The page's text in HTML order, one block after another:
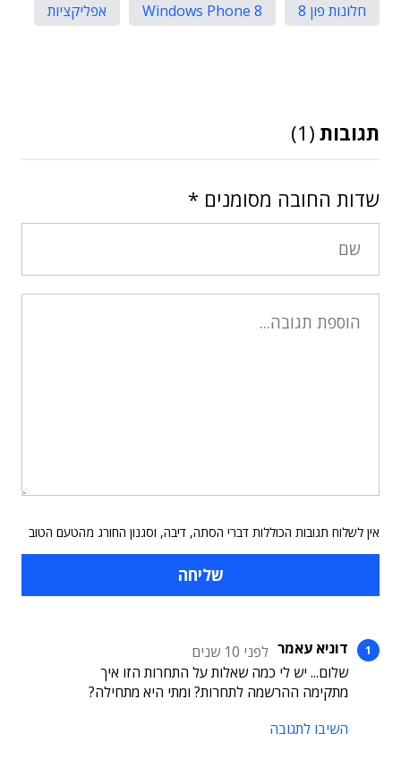
חלונות פון 8
Windows Phone 8 אפליקציות
תגובות (1)
שדות החובה מסומנים *
אין לשלוח תגובות הכוללות דברי הסתה, דיבה, וסגנון החורג מהטעם הטוב
דוניא עאמר לפני 10 שנים
שלום... יש לי כמה שאלות על התחרות הזו איך
מתקימה ההרשמה לתחרות? ומתי היא מתחילה?
השיבו לתגובה